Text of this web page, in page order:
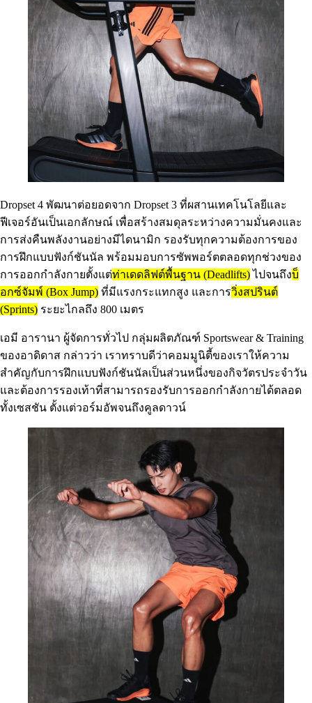
Dropset 4 พัฒนาต่อยอดจาก Dropset 3 ที่ผสานเทคโนโลยีและ
ฟีเจอร์อันเป็นเอกลักษณ์ เพื่อสร้างสมดุลระหว่างความมั่นคงและ
การส่งคืนพลังงานอย่างมีไดนามิก รองรับทุกความต้องการของ
การฝึกแบบฟังก์ชันนัล พร้อมมอบการซัพพอร์ตตลอดทุกช่วงของ
การออกกำลังกายตั้งแต่ท่าเดดลิฟต์พื้นฐาน (Deadlifts)ไปจนถึงบ็
อกซ์จัมพ์ (Box Jump) ที่มีแรงกระแทกสูง และการวิ่งสปรินต์
(Sprints) ระยะไกลถึง 800 เมตร
เอมี อารานา ผู้จัดการทั่วไป กลุ่มผลิตภัณฑ์ Sportswear & Training
ของอาดิดาส กล่าวว่า เราทราบดีว่าคอมมูนิตี้ของเราให้ความ
สำคัญกับการฝึกแบบฟังก์ชันนัลเป็นส่วนหนึ่งของกิจวัตรประจำวัน
และต้องการรองเท้าที่สามารถรองรับการออกกำลังกายได้ตลอด
ทั้งเซสชัน ตั้งแต่วอร์มอัพจนถึงคูลดาวน์